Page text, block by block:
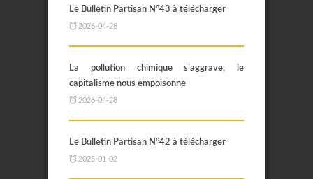
Le Bulletin Partisan N°43 à télécharger
2026-04-28
La pollution chimique s’aggrave, le
capitalisme nous empoisonne
2026-04-28
Le Bulletin Partisan N°42 à télécharger
2025-01-02